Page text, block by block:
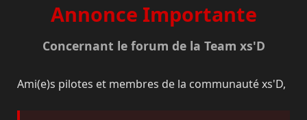
Annonce Importante
Concernant le forum de la Team xs'D
Ami(e)s pilotes et membres de la communauté xs'D,